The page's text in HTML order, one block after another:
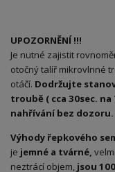
UPOZORNĚNÍ !!!
Je nutné zajistit
otočný talíř mikrovlnné
otáčí. Dodržujte
troubě ( cca 30sec.
nahřívání bez dozoru.
Výhody řepkového
je jemné a tvárné,
neztrácí objem, jsou